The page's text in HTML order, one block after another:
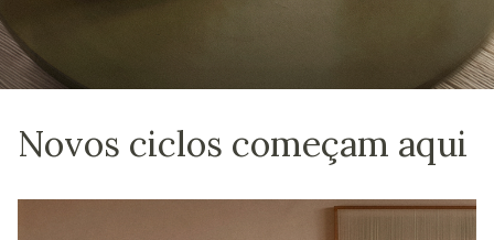
Novos ciclos começam aqui